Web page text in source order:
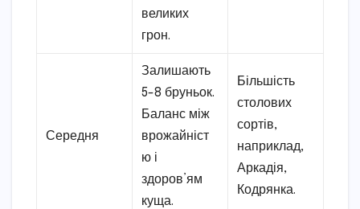
великих
грон.
Середня
Залишають
5-8 бруньок.
Баланс між
врожайніст
ю і
здоров’ям
куща.
Більшість
столових
сортів,
наприклад,
Аркадія,
Кодрянка.